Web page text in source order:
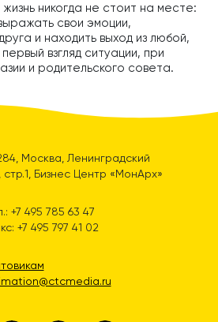
никогда не стоит на месте:
свои эмоции,
и находить выход из любой,
взгляд ситуации, при
и родительского совета.
Москва, Ленинградский
стр.1, Бизнес Центр «МонАрх»
+7 495 785 63 47
+7 495 797 41 02